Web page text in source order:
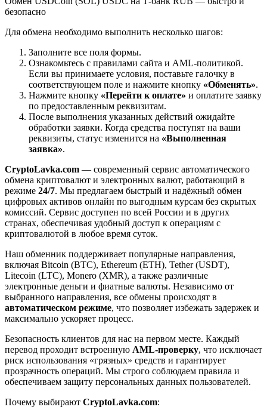
безопасно
Для обмена необходимо выполнить несколько шагов:
Заполните все поля формы.
Ознакомьтесь с правилами сайта и AML-политикой.
Если вы принимаете условия, поставьте галочку в
соответствующем поле и нажмите кнопку «Обменять».
Нажмите кнопку «Перейти к оплате» и оплатите заявку
по предоставленным реквизитам.
После выполнения указанных действий ожидайте
обработки заявки. Когда средства поступят на ваши
реквизиты, статус изменится на «Выполненная
заявка».
CryptoLavka.com — современный сервис автоматического
обмена криптовалют и электронных валют, работающий в
режиме 24/7. Мы предлагаем быстрый и надёжный обмен
цифровых активов онлайн по выгодным курсам без скрытых
комиссий. Сервис доступен по всей России и в других
странах, обеспечивая удобный доступ к операциям с
криптовалютой в любое время суток.
Наш обменник поддерживает популярные направления,
включая Bitcoin (BTC), Ethereum (ETH), Tether (USDT),
Litecoin (LTC), Monero (XMR), а также различные
электронные деньги и фиатные валюты. Независимо от
выбранного направления, все обмены происходят в
автоматическом режиме, что позволяет избежать задержек и
максимально ускоряет процесс.
Безопасность клиентов для нас на первом месте. Каждый
перевод проходит встроенную AML-проверку, что исключает
риск использования «грязных» средств и гарантирует
прозрачность операций. Мы строго соблюдаем правила и
обеспечиваем защиту персональных данных пользователей.
Почему выбирают CryptoLavka.com: